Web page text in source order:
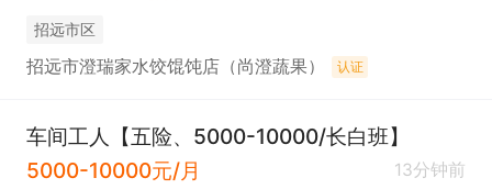
招远市区
招远市澄瑞家水饺馄饨店（尚澄蔬果） 认证
车间工人【五险、5000-10000/长白班】
5000-10000元/月
13分钟前